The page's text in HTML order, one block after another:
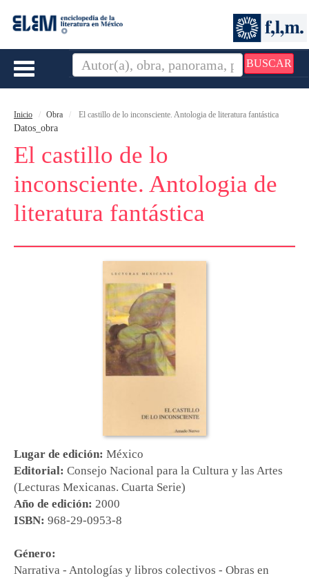
BUSCAR
Toggle
Inicio Obra El castillo de lo inconsciente. Antologia de literatura fantástica
Datos_obra
El castillo de lo
inconsciente. Antologia de
literatura fantástica
Lugar de edición: México
Editorial: Consejo Nacional para la Cultura y las Artes
(Lecturas Mexicanas. Cuarta Serie)
Año de edición: 2000
ISBN: 968-29-0953-8
Género:
Narrativa - Antologías y libros colectivos - Obras en